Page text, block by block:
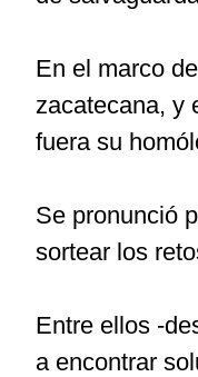
En el marco
zacatecana, y
fuera su
Se pronunció
sortear los
Entre ellos -
a encontrar